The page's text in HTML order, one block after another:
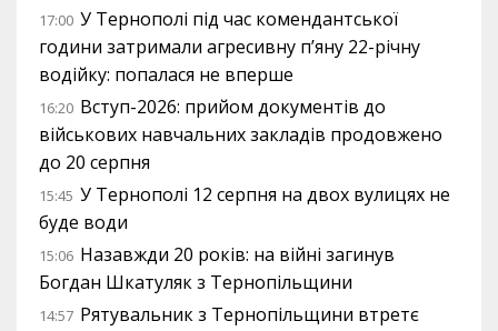
17:00 У Тернополі під час комендантської
години затримали агресивну п’яну 22-річну
водійку: попалася не вперше
16:20 Вступ-2026: прийом документів до
військових навчальних закладів продовжено
до 20 серпня
15:45 У Тернополі 12 серпня на двох вулицях не
буде води
15:06 Назавжди 20 років: на війні загинув
Богдан Шкатуляк з Тернопільщини
14:57 Рятувальник з Тернопільщини втретє